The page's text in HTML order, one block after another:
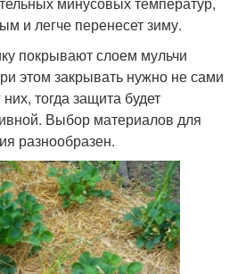
и легче перенесет зиму.
покрывают слоем мульчи
этом закрывать нужно не сами
тогда защита будет
Выбор материалов для
разнообразен.